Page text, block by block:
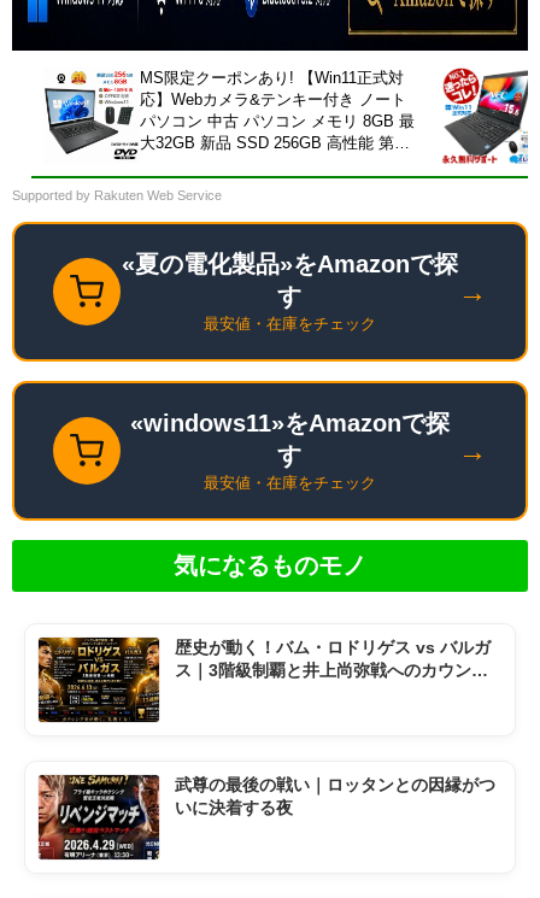
MS限定クーポンあり! 【Win11正式対
応】Webカメラ&テンキー付き ノート
パソコン 中古 パソコン メモリ 8GB 最
大32GB 新品 SSD 256GB 高性能 第8
コン Windows11 Pro 店長オススメ お
2026 福袋 ギフト
Supported by Rakuten Web Service
«夏の電化製品»をAmazonで探
す
最安値・在庫をチェック
→
«windows11»をAmazonで探
す
最安値・在庫をチェック
→
気になるものモノ
歴史が動く！バム・ロドリゲス vs バルガ
ス｜3階級制覇と井上尚弥戦へのカウント
武尊の最後の戦い｜ロッタンとの因縁がつ
いに決着する夜